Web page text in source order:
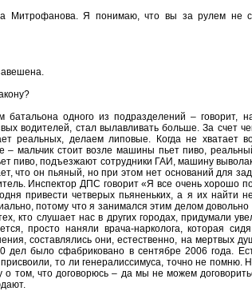
Митрофанова. Я понимаю, что вы за рулем не
батальона одного из подразделений – говорит,
водителей, стал вылавливать больше. За счет
реальных, делаем липовые. Когда не хватает
– мальчик стоит возле машины пьет пиво,
пиво, подъезжают сотрудники ГАИ, машину
что он пьяный, но при этом нет оснований для
Инспектор ДПС говорит «Я все очень хорошо
привести четверых пьяненьких, а я их найти
потому что я занимался этим делом довольно
кто слушает нас в других городах, придумали
просто наняли врача-нарколога, которая
составлялись они, естественно, на мертвых
дел было сфабриковано в сентябре 2006 года.
то ли генералиссимуса, точно не помню.
том, что договорюсь – да мы не можем